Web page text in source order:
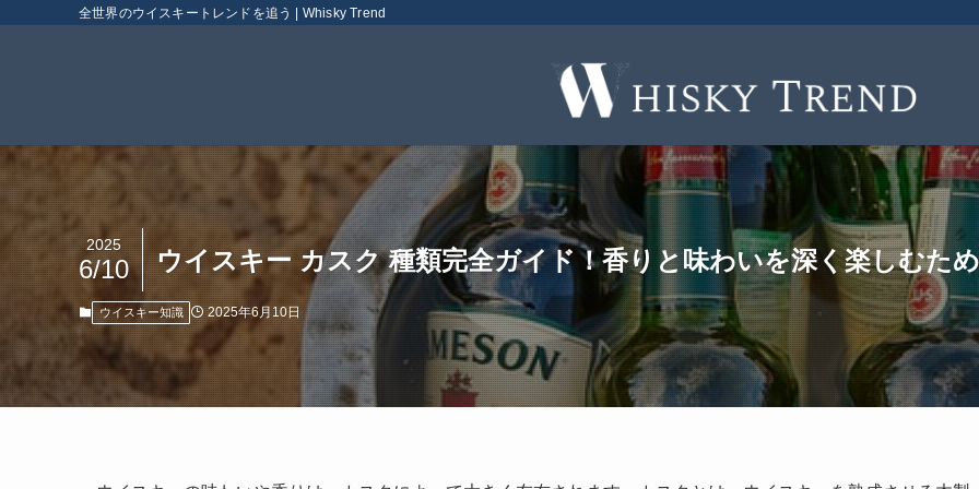
全世界のウイスキートレンドを追う | Whisky Trend
ウイスキー カスク 種類完全ガイド！香りと味わいを深く楽しむた
2025
6/10
ウイスキー知識 2025年6月10日